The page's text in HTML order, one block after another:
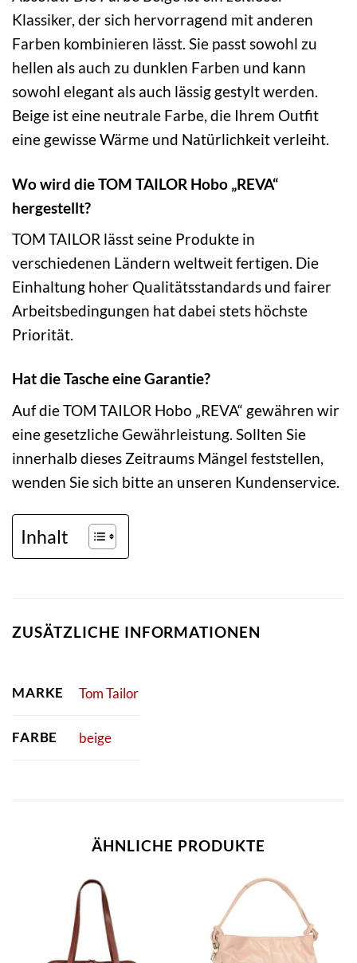
Klassiker, der sich hervorragend mit anderen
Farben kombinieren lässt. Sie passt sowohl zu
hellen als auch zu dunklen Farben und kann
sowohl elegant als auch lässig gestylt werden.
Beige ist eine neutrale Farbe, die Ihrem Outfit
eine gewisse Wärme und Natürlichkeit verleiht.
Wo wird die TOM TAILOR Hobo „REVA“
hergestellt?
TOM TAILOR lässt seine Produkte in
verschiedenen Ländern weltweit fertigen. Die
Einhaltung hoher Qualitätsstandards und fairer
Arbeitsbedingungen hat dabei stets höchste
Priorität.
Hat die Tasche eine Garantie?
Auf die TOM TAILOR Hobo „REVA“ gewähren wir
eine gesetzliche Gewährleistung. Sollten Sie
innerhalb dieses Zeitraums Mängel feststellen,
wenden Sie sich bitte an unseren Kundenservice.
Inhalt
ZUSÄTZLICHE INFORMATIONEN
MARKE Tom Tailor
FARBE beige
ÄHNLICHE PRODUKTE